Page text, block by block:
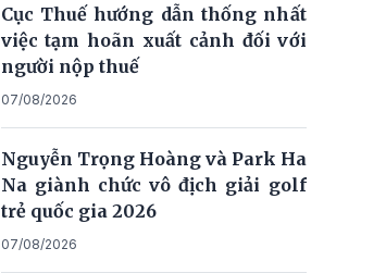
Cục Thuế hướng dẫn thống nhất
việc tạm hoãn xuất cảnh đối với
người nộp thuế
07/08/2026
Nguyễn Trọng Hoàng và Park Ha
Na giành chức vô địch giải golf
trẻ quốc gia 2026
07/08/2026